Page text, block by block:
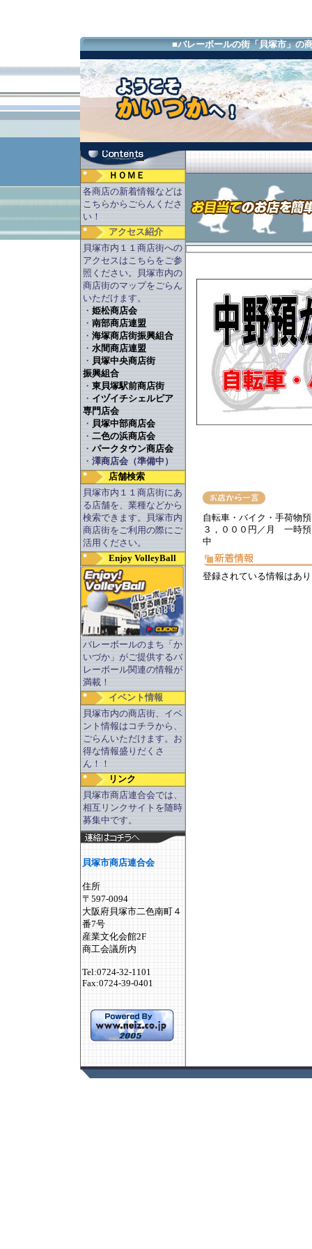
■バレーボールの街「貝塚市」の
ＨＯＭＥ
各商店の新着情報などは
こちらからごらんくださ
い！
アクセス紹介
貝塚市内１１商店街への
アクセスはこちらをご参
照ください。貝塚市内の
商店街のマップをごらん
いただけます。
・ 姫松商店会
・ 南部商店連盟
・ 海塚商店街振興組合
・ 水間商店連盟
・ 貝塚中央商店街
振興組合
・ 東貝塚駅前商店街
・ イヅイチシェルピア
専門店会
・ 貝塚中部商店会
・ 二色の浜商店会
・ パークタウン商店会
・ 澤商店会（準備中）
店舗検索
貝塚市内１１商店街にあ
る店舗を、業種などから
検索できます。貝塚市内
商店街をご利用の際にご
活用ください。
Enjoy VolleyBall
バレーボールのまち「か
いづか」がご提供するバ
レーボール関連の情報が
満載！
イベント情報
貝塚市内の商店街、イベ
ント情報はコチラから、
ごらんいただけます。お
得な情報盛りだくさ
ん！！
リンク
貝塚市商店連合会では、
相互リンクサイトを随時
募集中です。
貝塚市商店連合会
住所
〒597-0094
大阪府貝塚市二色南町４
番7号
産業文化会館2F
商工会議所内
Tel:0724-32-1101
Fax:0724-39-0401
自転車・バイク・手荷物
３，０００円／月 一時
中
登録されている情報はあ